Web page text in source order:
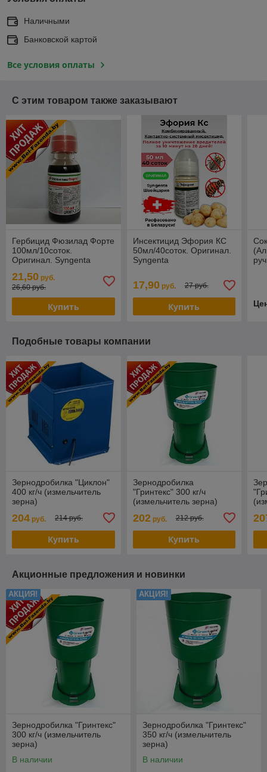
Наличными
Банковской картой
Все условия оплаты
С этим товаром также заказывают
Гербицид Фюзилад Форте
100мл/10соток.
Оригинал. Syngenta
21,50 руб.
26,60 руб.
Купить
Инсектицид Эфория КС
50мл/40соток. Оригинал.
Syngenta
17,90руб. 27 руб.
Купить
Подобные товары компании
Зернодробилка "Циклон"
400 кг/ч (измельчитель
зерна)
204 руб. 214 руб.
Купить
Зернодробилка
"Гринтекс" 300 кг/ч
(измельчитель зерна)
202руб. 212 руб.
Купить
Акционные предложения и новинки
АКЦИЯ!
Зернодробилка "Гринтекс"
300 кг/ч (измельчитель
зерна)
В наличии
АКЦИЯ!
Зернодробилка "Гринтекс"
350 кг/ч (измельчитель
зерна)
В наличии